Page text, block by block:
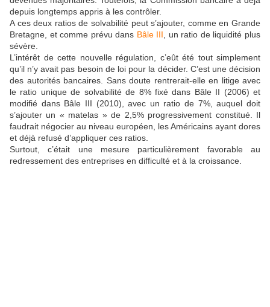
depuis longtemps appris à les contrôler.
A ces deux ratios de solvabilité peut s’ajouter, comme en Grande
Bretagne, et comme prévu dans Bâle III , un ratio de liquidité plus
sévère.
L’intérêt de cette nouvelle régulation, c’eût été tout simplement
qu’il n’y avait pas besoin de loi pour la décider. C’est une décision
des autorités bancaires. Sans doute rentrerait-elle en litige avec
le ratio unique de solvabilité de 8% fixé dans Bâle II (2006) et
modifié dans Bâle III (2010), avec un ratio de 7%, auquel doit
s’ajouter un « matelas » de 2,5% progressivement constitué. Il
faudrait négocier au niveau européen, les Américains ayant dores
et déjà refusé d’appliquer ces ratios.
Surtout, c’était une mesure particulièrement favorable au
redressement des entreprises en difficulté et à la croissance.